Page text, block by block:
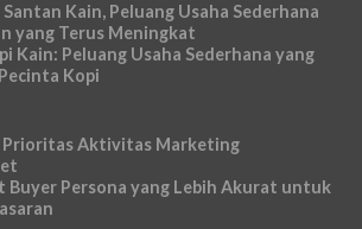
Kain, Peluang Usaha Sederhana
yang Terus Meningkat
Kain: Peluang Usaha Sederhana yang
Kopi
Prioritas Aktivitas Marketing
Buyer Persona yang Lebih Akurat untuk